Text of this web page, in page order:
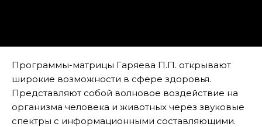
Программы-матрицы Гаряева П.П. открывают
широкие возможности в сфере здоровья.
Представляют собой волновое воздействие на
организма человека и животных через звуковые
спектры с информационными составляющими.